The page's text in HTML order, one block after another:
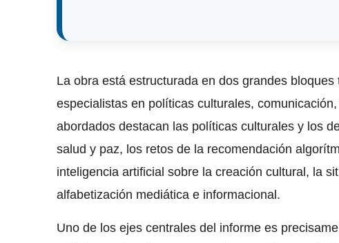
La obra está estructurada en dos grandes
especialistas en políticas culturales,
abordados destacan las políticas culturales y los
salud y paz, los retos de la recomendación
inteligencia artificial sobre la creación cultural, la
alfabetización mediática e informacional.
Uno de los ejes centrales del informe es